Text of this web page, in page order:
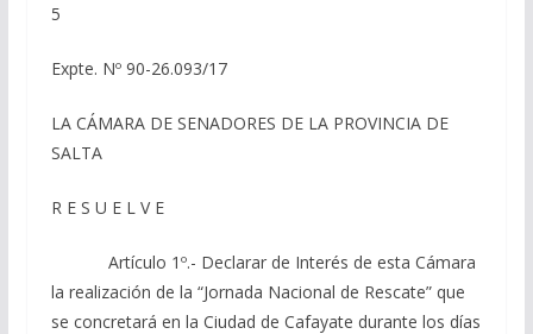
5
Expte. Nº 90-26.093/17
LA CÁMARA DE SENADORES DE LA PROVINCIA DE
SALTA
R E S U E L V E
Artículo 1º.- Declarar de Interés de esta Cámara
la realización de la “Jornada Nacional de Rescate” que
se concretará en la Ciudad de Cafayate durante los días